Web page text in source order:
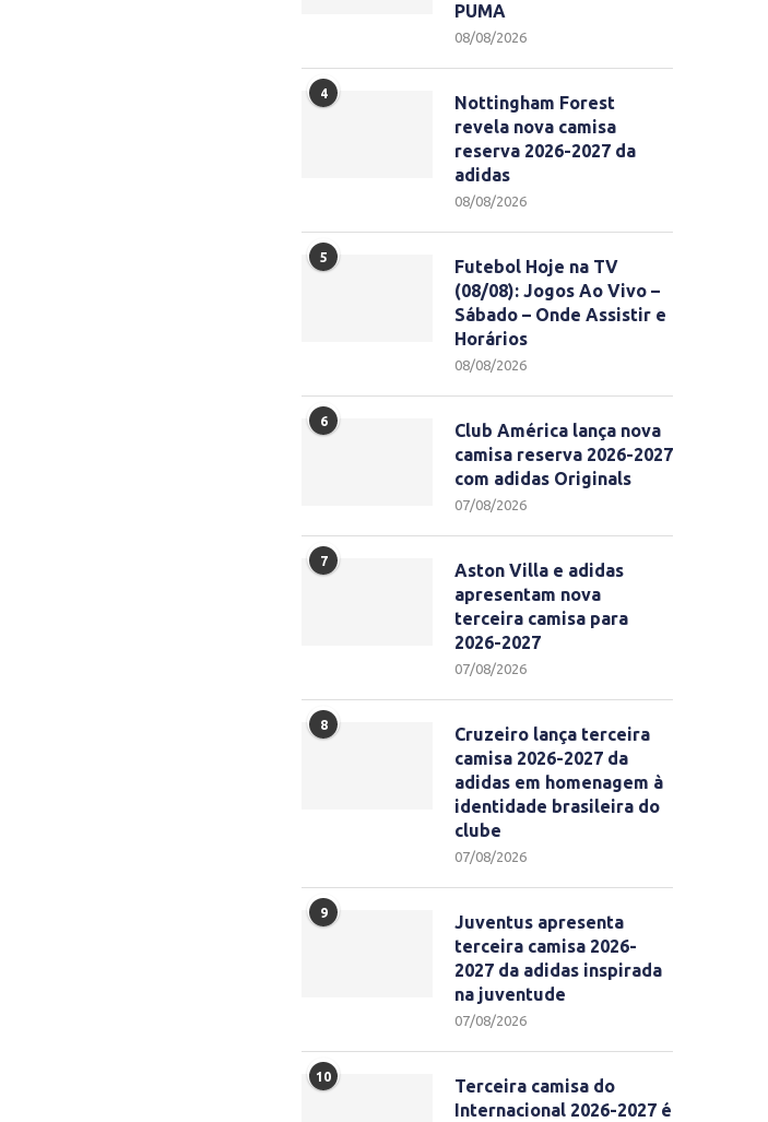
PUMA
08/08/2026
4
Nottingham Forest
revela nova camisa
reserva 2026-2027 da
adidas
08/08/2026
5
Futebol Hoje na TV
(08/08): Jogos Ao Vivo –
Sábado – Onde Assistir e
Horários
08/08/2026
6
Club América lança nova
camisa reserva 2026-2027
com adidas Originals
07/08/2026
7
Aston Villa e adidas
apresentam nova
terceira camisa para
2026-2027
07/08/2026
8
Cruzeiro lança terceira
camisa 2026-2027 da
adidas em homenagem à
identidade brasileira do
clube
07/08/2026
9
Juventus apresenta
terceira camisa 2026-
2027 da adidas inspirada
na juventude
07/08/2026
10
Terceira camisa do
Internacional 2026-2027 é